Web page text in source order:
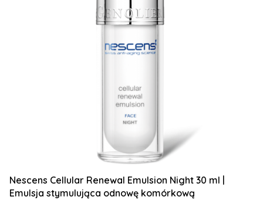
Nescens Cellular Renewal Emulsion Night 30 ml |
Emulsja stymulująca odnowę komórkową